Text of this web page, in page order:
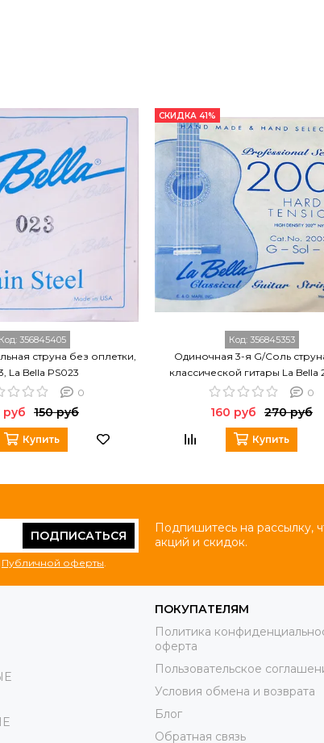
Код: 356845405
струна без оплетки,
La Bella PS023
0
руб 150 руб
Купить
СКИДКА 41%
Код: 356845353
Одиночная 3-я G/Соль
классической гитары La Bella
0
160 руб 270 руб
Купить
ПОДПИСАТЬСЯ
Публичной оферты
Подпишитесь на рассылку,
акций и скидок.
ПОКУПАТЕЛЯМ
Политика
оферта
Пользовательское
Условия обмена и возврата
Блог
Обратная связь